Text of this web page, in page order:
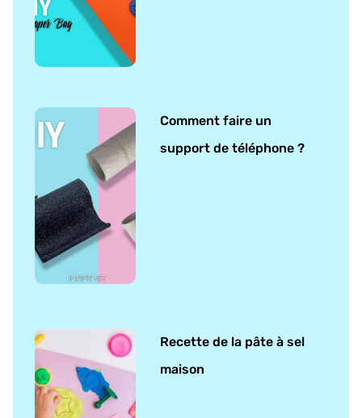
Comment faire un
support de téléphone ?
Recette de la pâte à sel
maison